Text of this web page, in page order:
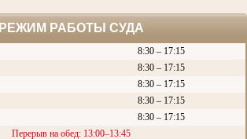
РЕЖИМ РАБОТЫ СУДА
8:30 – 17:15
8:30 – 17:15
8:30 – 17:15
8:30 – 17:15
8:30 – 17:15
Перерыв на обед: 13:00–13:45